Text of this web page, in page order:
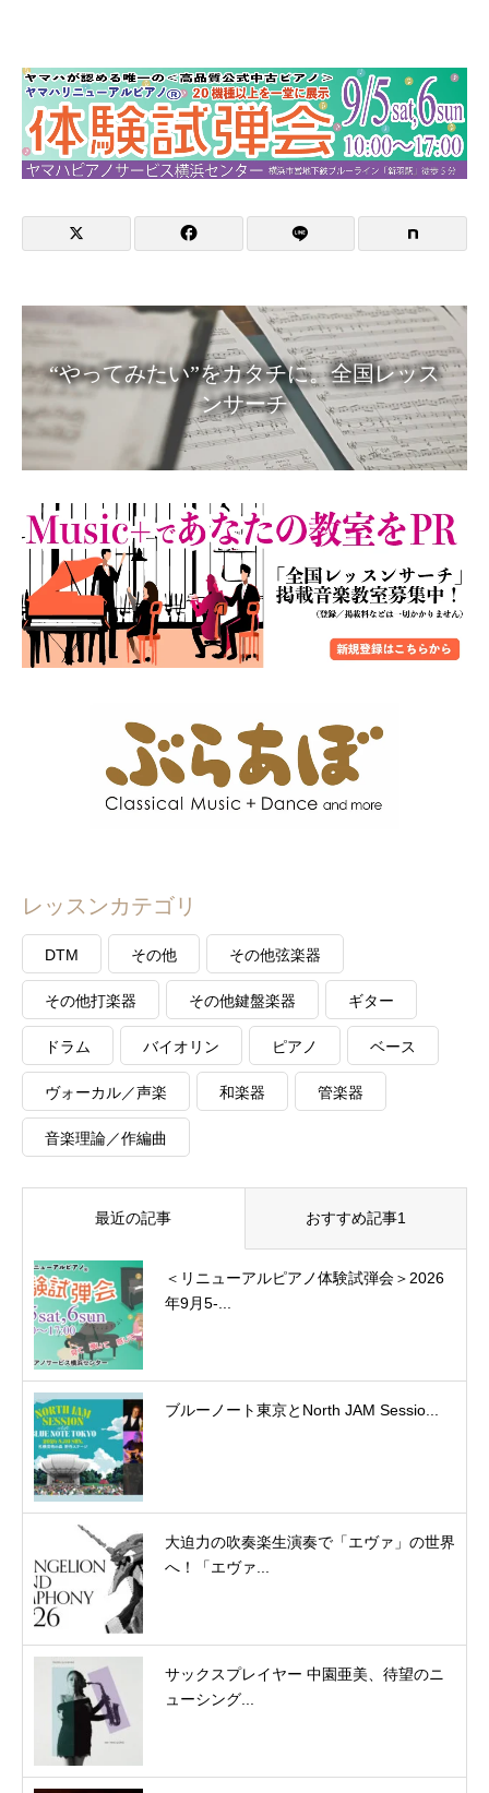
“やってみたい”をカタチに。全国レッス
ンサーチ
レッスンカテゴリ
DTM その他 その他弦楽器
その他打楽器 その他鍵盤楽器 ギター
ドラム バイオリン ピアノ ベース
ヴォーカル／声楽 和楽器 管楽器
音楽理論／作編曲
最近の記事 おすすめ記事1
＜リニューアルピアノ体験試弾会＞2026
年9月5-...
ブルーノート東京とNorth JAM Sessio...
大迫力の吹奏楽生演奏で「エヴァ」の世界
へ！「エヴァ...
サックスプレイヤー 中園亜美、待望のニ
ューシング...